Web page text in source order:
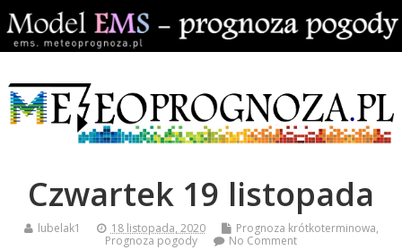
Czwartek 19 listopada
lubelak1 18 listopada, 2020 Prognoza krótkoterminowa,
Prognoza pogody
No Comment